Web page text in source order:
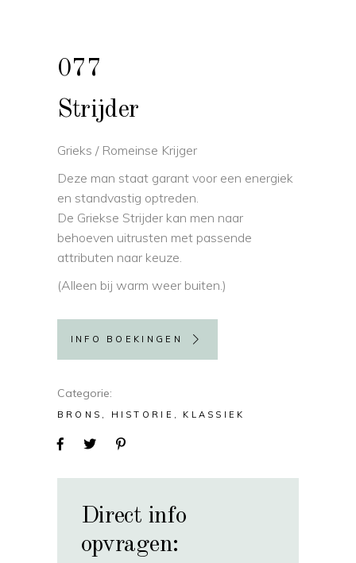
077
Strijder
Grieks / Romeinse Krijger
Deze man staat garant voor een energiek
en standvastig optreden.
De Griekse Strijder kan men naar
behoeven uitrusten met passende
attributen naar keuze.
(Alleen bij warm weer buiten.)
INFO BOEKINGEN
Categorie
BRONS HISTORIE KLASSIEK
Direct info
opvragen: